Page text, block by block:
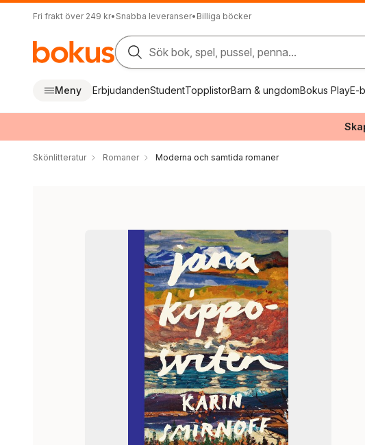
Fri frakt över 249 kr• Snabba leveranser• Billiga böcker
Sök bok, spel, pussel, penna...
Meny ErbjudandenStudentTopplistorBarn & ungdomBokus PlayE-
Skönlitteratur Romaner Moderna och samtida romaner